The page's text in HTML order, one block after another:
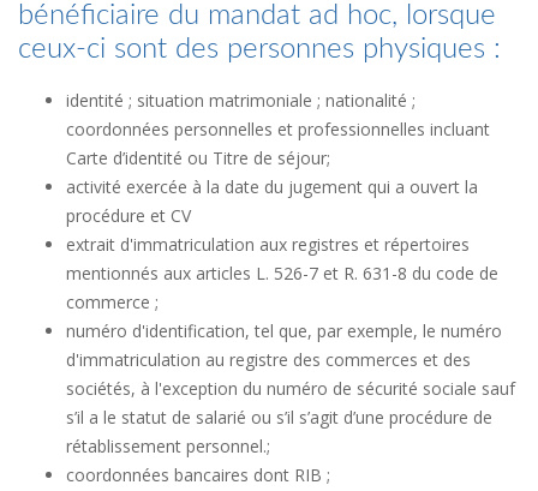
bénéficiaire du mandat ad hoc, lorsque
ceux-ci sont des personnes physiques :
identité ; situation matrimoniale ; nationalité ;
coordonnées personnelles et professionnelles incluant
Carte d’identité ou Titre de séjour;
activité exercée à la date du jugement qui a ouvert la
procédure et CV
extrait d'immatriculation aux registres et répertoires
mentionnés aux articles L. 526-7 et R. 631-8 du code de
commerce ;
numéro d'identification, tel que, par exemple, le numéro
d'immatriculation au registre des commerces et des
sociétés, à l'exception du numéro de sécurité sociale sauf
s’il a le statut de salarié ou s’il s’agit d’une procédure de
rétablissement personnel.;
coordonnées bancaires dont RIB ;